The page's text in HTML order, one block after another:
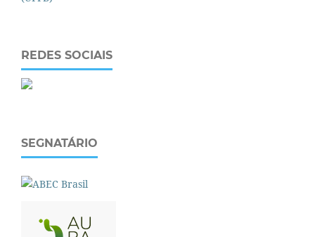
REDES SOCIAIS
SEGNATÁRIO